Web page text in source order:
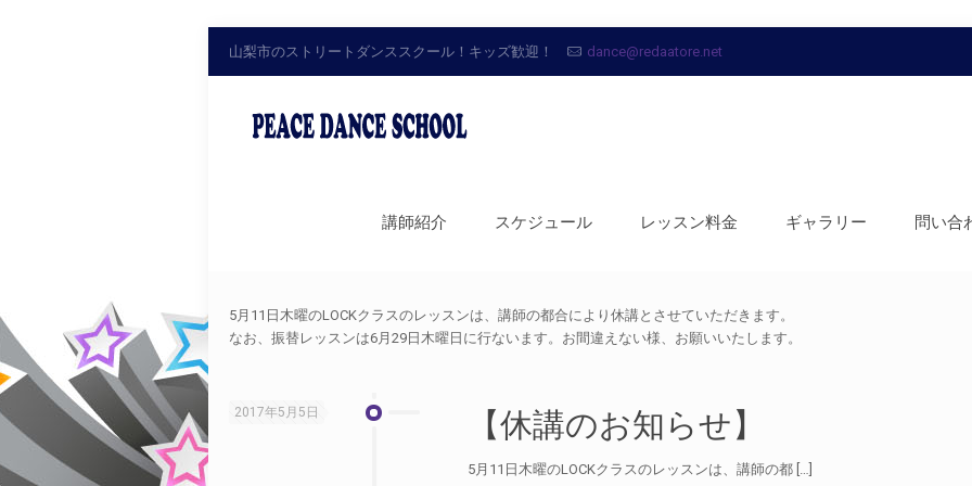
山梨市のストリートダンススクール！キッズ歓迎！ dance@redaatore.net
講師紹介 スケジュール レッスン料金 ギャラリー 問い合
5月11日木曜のLOCKクラスのレッスンは、講師の都合により休講とさせていただきます。
なお、振替レッスンは6月29日木曜日に行ないます。お間違えない様、お願いいたします。
2017年5月5日 【休講のお知らせ】
5月11日木曜のLOCKクラスのレッスンは、講師の都 […]